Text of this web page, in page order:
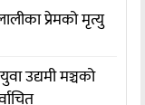
प्रेमको मृत्यु
उद्यमी मञ्चको